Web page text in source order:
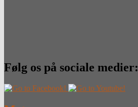
Følg os på sociale medier: